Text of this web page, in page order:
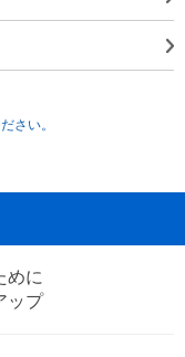
さい。
めに
ップ